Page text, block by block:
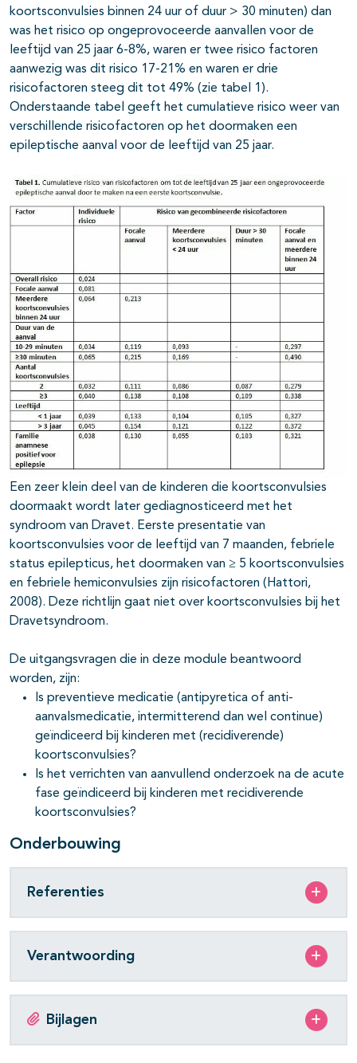
koortsconvulsies binnen 24 uur of duur > 30 minuten) dan
was het risico op ongeprovoceerde aanvallen voor de
leeftijd van 25 jaar 6-8%, waren er twee risico factoren
aanwezig was dit risico 17-21% en waren er drie
risicofactoren steeg dit tot 49% (zie tabel 1).
Onderstaande tabel geeft het cumulatieve risico weer van
verschillende risicofactoren op het doormaken een
epileptische aanval voor de leeftijd van 25 jaar.
Een zeer klein deel van de kinderen die koortsconvulsies
doormaakt wordt later gediagnosticeerd met het
syndroom van Dravet. Eerste presentatie van
koortsconvulsies voor de leeftijd van 7 maanden, febriele
status epilepticus, het doormaken van ≥ 5 koortsconvulsies
en febriele hemiconvulsies zijn risicofactoren (Hattori,
2008). Deze richtlijn gaat niet over koortsconvulsies bij het
Dravetsyndroom.
De uitgangsvragen die in deze module beantwoord
worden, zijn:
Is preventieve medicatie (antipyretica of anti-
aanvalsmedicatie, intermitterend dan wel continue)
geïndiceerd bij kinderen met (recidiverende)
koortsconvulsies?
Is het verrichten van aanvullend onderzoek na de acute
fase geïndiceerd bij kinderen met recidiverende
koortsconvulsies?
Onderbouwing
Referenties
Verantwoording
Bijlagen